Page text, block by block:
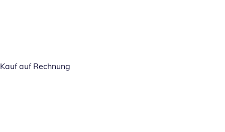
Kauf auf Rechnung